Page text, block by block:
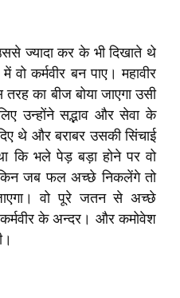
ज्यादा कर के भी दिखाते थे
कर्मवीर बन पाए। महावीर
का बीज बोया जाएगा उसी
उन्होंने सद्भाव और सेवा के
थे और बराबर उसकी सिंचाई
कि भले पेड़ बड़ा होने पर वो
जब फल अच्छे निकलेंगे तो
वो पूरे जतन से अच्छे
के अन्दर। और कमोवेश